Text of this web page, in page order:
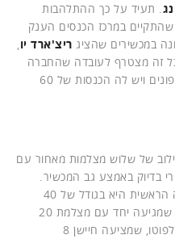
. תעיד על כך ההתלהבות
במרכז הכנסים הענק
ריצ'ארד יו,
כל זה מצטרף לעובדה שהחברה
ממוקמת במקום גבוה בשוק הסמארטפונים ויש לה הכנסות של 60
של שלוש מצלמות מאחור עם
בדיוק באמצע גב המכשיר.
במקרה של Mate 20 Pro, המצלמה הראשית היא בגודל של 40
מגה-פיקסל עם מפתח צמצם f/1.8, שמגיעה יחד עם מצלמת 20
מגה-פיקסלים רחבת זווית ומצלמת טלפוטו, שמציעה חיישן 8